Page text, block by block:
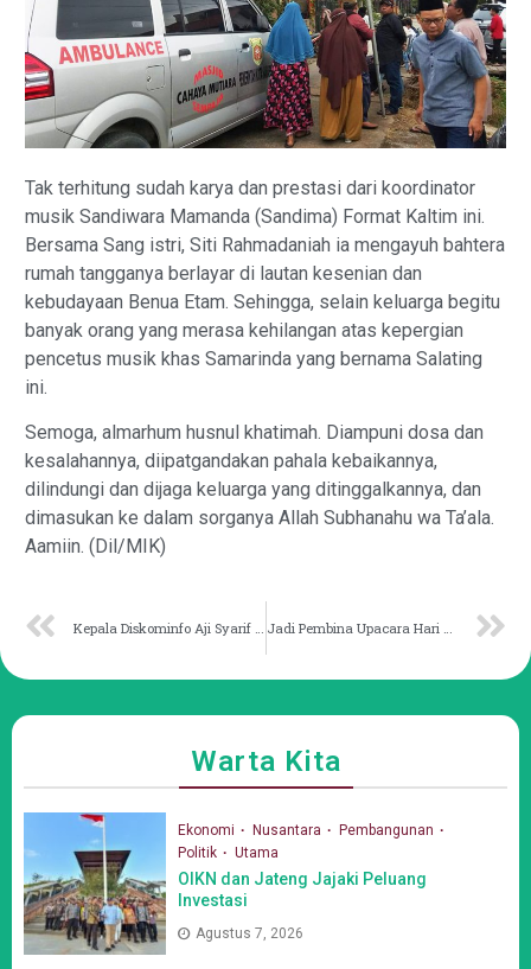
Tak terhitung sudah karya dan prestasi dari koordinator
musik Sandiwara Mamanda (Sandima) Format Kaltim ini.
Bersama Sang istri, Siti Rahmadaniah ia mengayuh bahtera
rumah tangganya berlayar di lautan kesenian dan
kebudayaan Benua Etam. Sehingga, selain keluarga begitu
banyak orang yang merasa kehilangan atas kepergian
pencetus musik khas Samarinda yang bernama Salating
ini.
Semoga, almarhum husnul khatimah. Diampuni dosa dan
kesalahannya, diipatgandakan pahala kebaikannya,
dilindungi dan dijaga keluarga yang ditinggalkannya, dan
dimasukan ke dalam sorganya Allah Subhanahu wa Ta’ala.
Aamiin. (Dil/MIK)
Warta Kita
Ekonomi Nusantara
Pembangunan
Politik
Utama
OIKN dan Jateng Jajaki Peluang
Investasi
Agustus 7, 2026